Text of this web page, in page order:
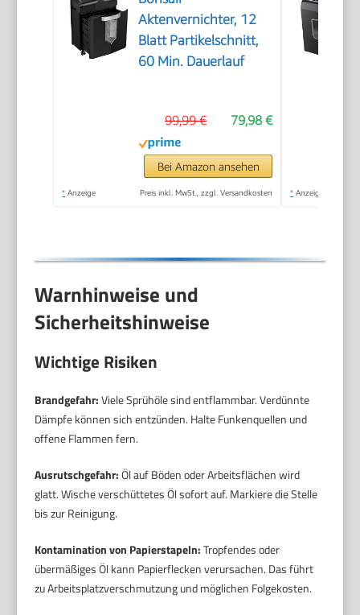
Aktenvernichter, 12
Blatt Partikelschnitt,
60 Min. Dauerlauf
79,98 €
99,99 €
Bei Amazon ansehen
* Anzeige Preis inkl. MwSt., zzgl. Versandkosten * Anzeige
Warnhinweise und
Sicherheitshinweise
Wichtige Risiken
Brandgefahr:Viele Sprühöle sind entflammbar. Verdünnte
Dämpfe können sich entzünden. Halte Funkenquellen und
offene Flammen fern.
Ausrutschgefahr:Öl auf Böden oder Arbeitsflächen wird
glatt. Wische verschüttetes Öl sofort auf. Markiere die Stelle
bis zur Reinigung.
Kontamination von Papierstapeln:Tropfendes oder
übermäßiges Öl kann Papierflecken verursachen. Das führt
zu Arbeitsplatzverschmutzung und möglichen Folgekosten.